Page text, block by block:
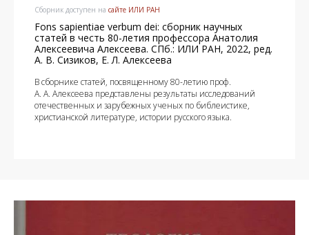
Сборник доступен на сайте ИЛИ РАН
Fons sapientiae verbum dei: сборник научных
статей в честь 80-летия профессора Анатолия
Алексеевича Алексеева. СПб.: ИЛИ РАН, 2022, ред.
А. В. Сизиков, Е. Л. Алексеева
В сборнике статей, посвященному 80-летию проф.
А. А. Алексеева представлены результаты исследований
отечественных и зарубежных ученых по библеистике,
христианской литературе, истории русского языка.